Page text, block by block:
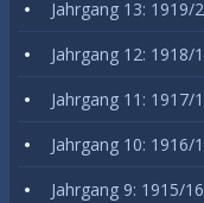
Jahrgang 13: 1919/
Jahrgang 12: 1918/
Jahrgang 11: 1917/
Jahrgang 10: 1916/
Jahrgang 9: 1915/16